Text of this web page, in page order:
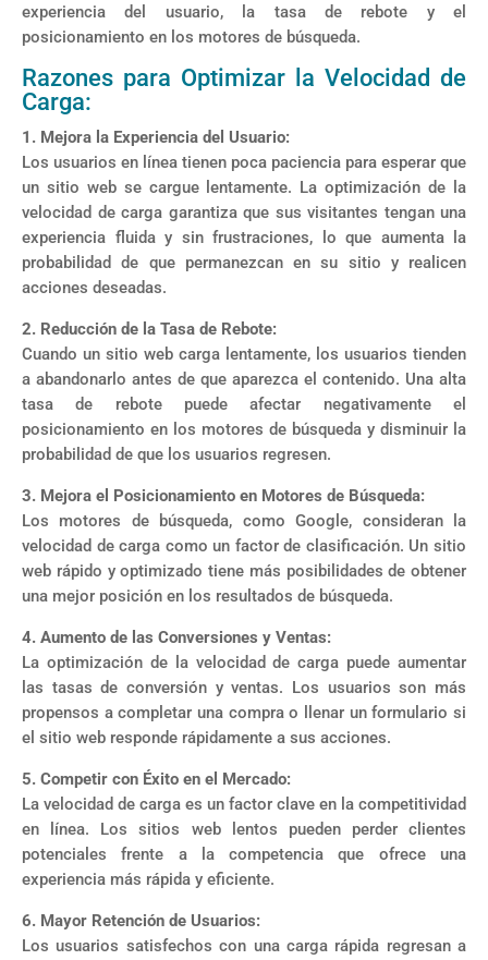
experiencia del usuario, la tasa de rebote y el
posicionamiento en los motores de búsqueda.
Razones para Optimizar la Velocidad de
Carga:
1. Mejora la Experiencia del Usuario:
Los usuarios en línea tienen poca paciencia para esperar que
un sitio web se cargue lentamente. La optimización de la
velocidad de carga garantiza que sus visitantes tengan una
experiencia fluida y sin frustraciones, lo que aumenta la
probabilidad de que permanezcan en su sitio y realicen
acciones deseadas.
2. Reducción de la Tasa de Rebote:
Cuando un sitio web carga lentamente, los usuarios tienden
a abandonarlo antes de que aparezca el contenido. Una alta
tasa de rebote puede afectar negativamente el
posicionamiento en los motores de búsqueda y disminuir la
probabilidad de que los usuarios regresen.
3. Mejora el Posicionamiento en Motores de Búsqueda:
Los motores de búsqueda, como Google, consideran la
velocidad de carga como un factor de clasificación. Un sitio
web rápido y optimizado tiene más posibilidades de obtener
una mejor posición en los resultados de búsqueda.
4. Aumento de las Conversiones y Ventas:
La optimización de la velocidad de carga puede aumentar
las tasas de conversión y ventas. Los usuarios son más
propensos a completar una compra o llenar un formulario si
el sitio web responde rápidamente a sus acciones.
5. Competir con Éxito en el Mercado:
La velocidad de carga es un factor clave en la competitividad
en línea. Los sitios web lentos pueden perder clientes
potenciales frente a la competencia que ofrece una
experiencia más rápida y eficiente.
6. Mayor Retención de Usuarios:
Los usuarios satisfechos con una carga rápida regresan a